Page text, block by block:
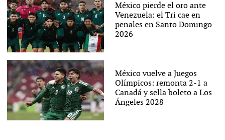
México pierde el oro ante
Venezuela: el Tri cae en
penales en Santo Domingo
2026
México vuelve a Juegos
Olímpicos: remonta 2-1 a
Canadá y sella boleto a Los
Ángeles 2028